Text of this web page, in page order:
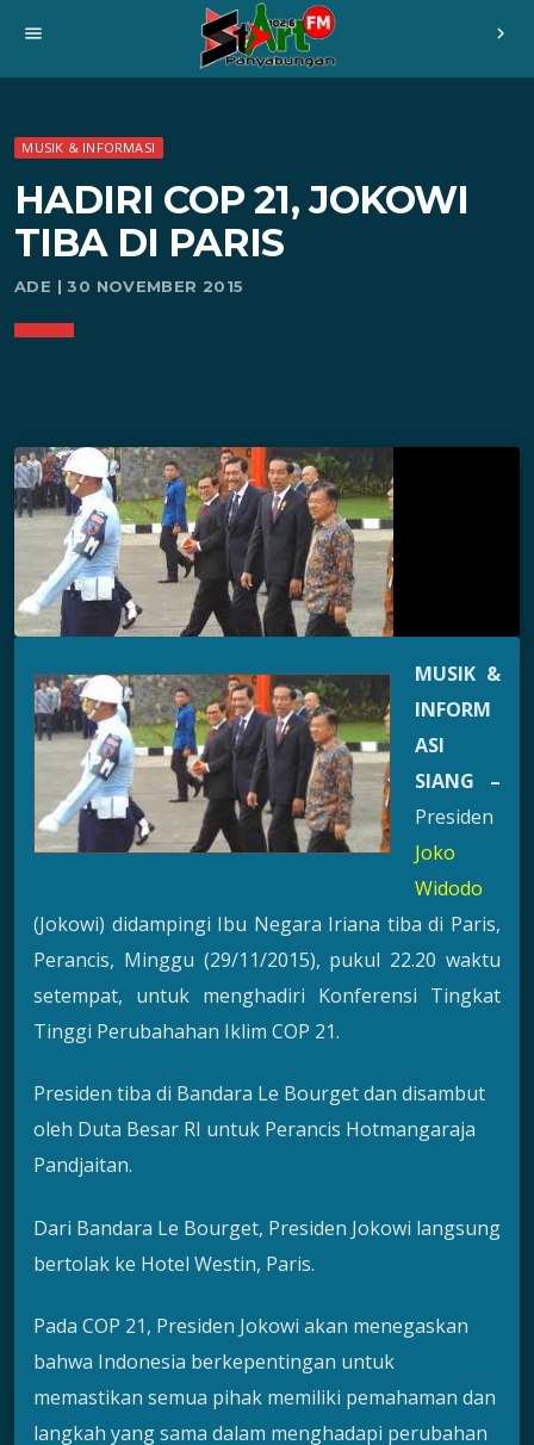
menu chevron_right
MUSIK & INFORMASI
HADIRI COP 21, JOKOWI
TIBA DI PARIS
ADE | 30 NOVEMBER 2015
MUSIK &
INFORM
ASI
SIANG –
Presiden
Joko
Widodo
(Jokowi) didampingi Ibu Negara Iriana tiba di Paris,
Perancis, Minggu (29/11/2015), pukul 22.20 waktu
setempat, untuk menghadiri Konferensi Tingkat
Tinggi Perubahahan Iklim COP 21.
Presiden tiba di Bandara Le Bourget dan disambut
oleh Duta Besar RI untuk Perancis Hotmangaraja
Pandjaitan.
Dari Bandara Le Bourget, Presiden Jokowi langsung
bertolak ke Hotel Westin, Paris.
Pada COP 21, Presiden Jokowi akan menegaskan
bahwa Indonesia berkepentingan untuk
memastikan semua pihak memiliki pemahaman dan
langkah yang sama dalam menghadapi perubahan